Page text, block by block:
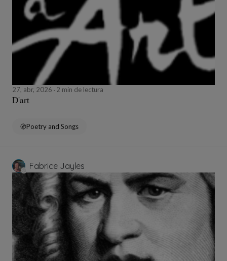
27, abr, 2026 2 min de lectura
D'art
Poetry and Songs
Fabrice Jayles